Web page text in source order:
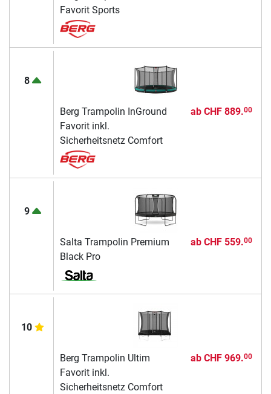
Favorit Sports
8
Berg Trampolin InGround
Favorit inkl.
Sicherheitsnetz Comfort
ab CHF 889.00
9
Salta Trampolin Premium
Black Pro
ab CHF 559.00
10
Berg Trampolin Ultim
Favorit inkl.
Sicherheitsnetz Comfort
ab CHF 969.00